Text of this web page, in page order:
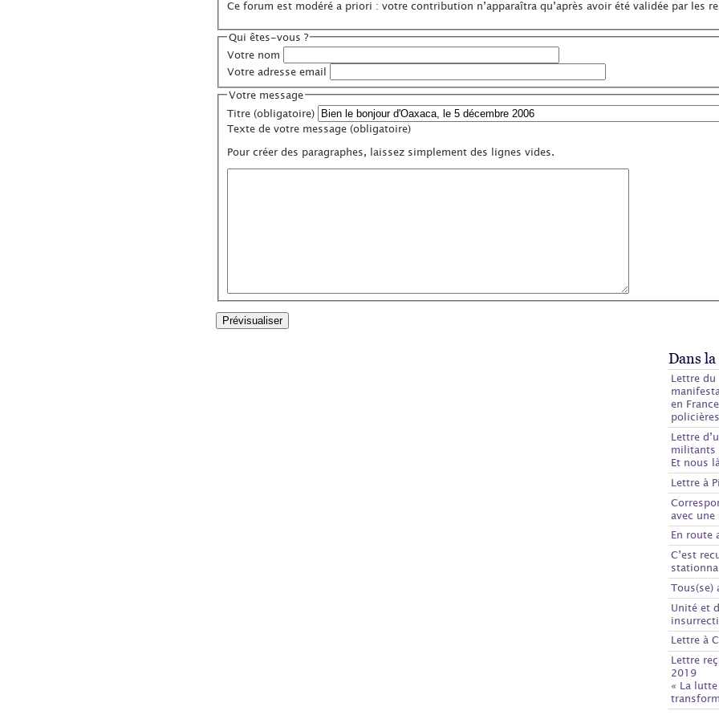
Ce forum est modéré a priori : votre contribution n’apparaîtra qu’après avoir été validée par les
Qui êtes-vous ?
Votre nom
Votre adresse email
Votre message
Titre (obligatoire)
Texte de votre message (obligatoire)
Pour créer des paragraphes, laissez simplement des lignes vides.
Dans
Lettre du
en
policières
Lettre
militants
Et nous
Lettre à
avec
En route
C’est
Tous(se)
Unité et
Lettre à
Lettre
2019
« La